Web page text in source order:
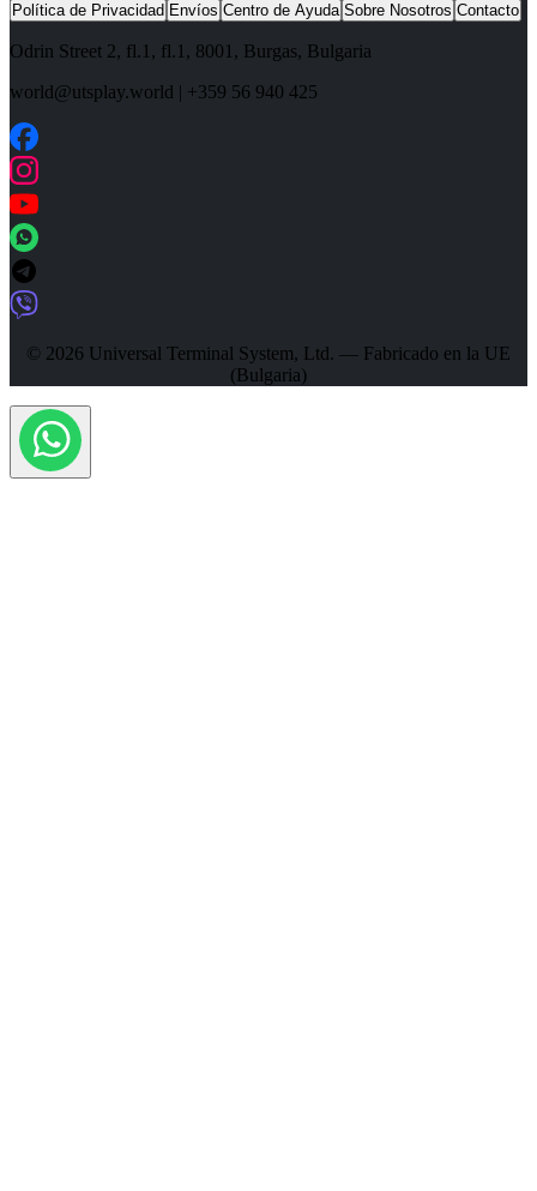
Política de Privacidad Envíos Centro de Ayuda Sobre Nosotros Contacto
Odrin Street 2, fl.1 , fl.1, 8001 , Burgas, Bulgaria
world@utsplay.world | +359 56 940 425
© 2026 Universal Terminal System, Ltd. — Fabricado en la UE
(Bulgaria)